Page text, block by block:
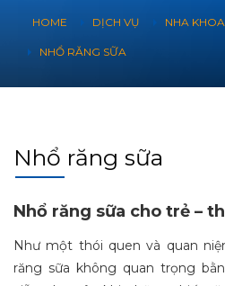
HOME DỊCH VỤ NHA
NHỔ RĂNG SỮA
Nhổ răng sữa
Nhổ răng sữa cho trẻ –
Như một thói quen và quan
răng sữa không quan trọng